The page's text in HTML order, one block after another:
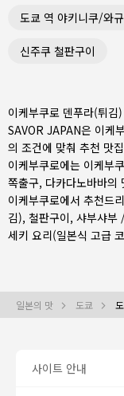
도쿄 역 야키니쿠/와규
신주쿠 철판구이
이케부쿠로 덴푸라(튀
SAVOR JAPAN은 이케
의 조건에 맞춰 추천 맛
이케부쿠로에는 이케부
쪽출구, 다카다노바바의
이케부쿠로에서 추천드
김), 철판구이, 샤부샤부
세키 요리(일본식 고급
일본의 맛 도쿄
사이트 안내